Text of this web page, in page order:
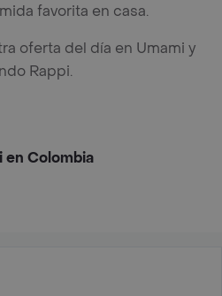
favorita en casa.
oferta del día en Umami y
Rappi.
en Colombia